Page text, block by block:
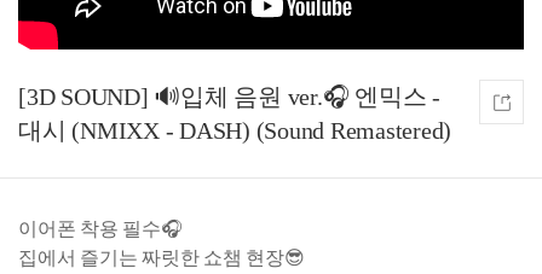
[3D SOUND] 🔊입체 음원 ver.🎧 엔믹스 -
대시 (NMIXX - DASH) (Sound Remastered)
이어폰 착용 필수🎧
집에서 즐기는 짜릿한 쇼챔 현장😎